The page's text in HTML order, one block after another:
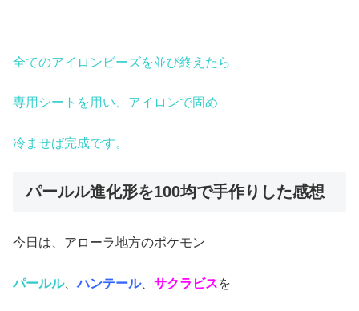
全てのアイロンビーズを並び終えたら
専用シートを用い、アイロンで固め
冷ませば完成です。
パールル進化形を100均で手作りした感想
今日は、アローラ地方のポケモン
パールル、ハンテール、 サクラビスを